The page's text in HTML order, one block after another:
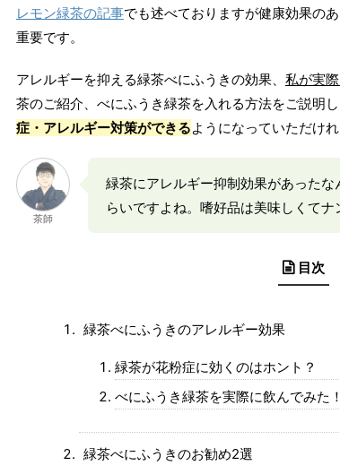
レモン緑茶の記事でも述べておりますが健康効果の
重要です。
アレルギーを抑える緑茶べにふうきの効果、 私が実
茶のご紹介、べにふうき緑茶を入れる方法をご説明し
症・アレルギー対策ができるようになっていただけれ
茶師
緑茶にアレルギー抑制効果があった
らいですよね。嗜好品は美味しくてナ
目次
緑茶べにふうきのアレルギー効果
緑茶が花粉症に効くのはホント？
べにふうき緑茶を実際に飲んでみた
緑茶べにふうきのお勧め2選